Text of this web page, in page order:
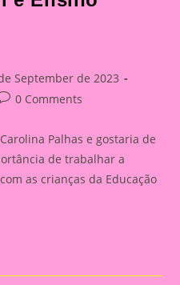
September de 2023
0 Comments
Palhas e gostaria de
de trabalhar a
as crianças da Educação